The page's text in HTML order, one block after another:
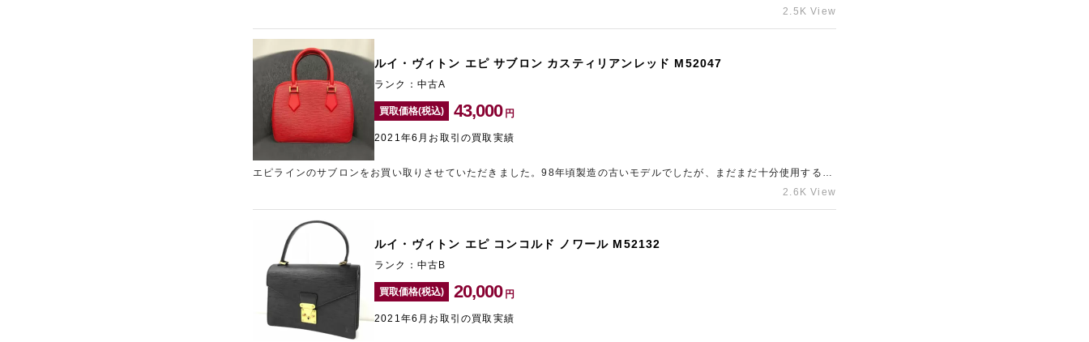
よね！買取市場でも需要の高いアイテムです。今回お送りいただきましたお品物はポケッのト内側に劣化が見受けられま
品物もしっかりとした金額でお買い取りいたしますので、売却をお悩みのお品物をお持ちでしたらギャラリーレアまでご
相談くださいませ。査定は無料で行っておりますので、お気軽にお問い合わせください！
2.5K View
ルイ・ヴィトン エピ サブロン カスティリアンレッド M52047
ランク：中古A
買取価格(税込) 43,000 円
2021年6月お取引の買取実績
エピラインのサブロンをお買い取りさせていただきました。98年頃製造の古いモデルでしたが、まだまだ十分使用するこ
とが可能なとても綺麗なコンディションでしたので目一杯の査定額をご案内させていただきました。「購入したけれど使
いますので、売却をご検討中の方はお早めに宅配買取をお申込みされることをおすすめいたします。ギャラリーレアでは
ルイ・ヴィトンをはじめとするブランド品を高価買取しておりますので、お気軽にお問い合わせください。皆様からのご
連絡をお待ちしております！
2.6K View
ルイ・ヴィトン エピ コンコルド ノワール M52132
ランク：中古B
買取価格(税込) 20,000 円
2021年6月お取引の買取実績